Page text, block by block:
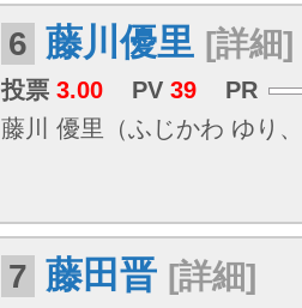
6 藤川優里 [詳細]
投票 3.00 PV 39
PR
藤川 優里（ふじかわ ゆり
7 藤田晋 [詳細]